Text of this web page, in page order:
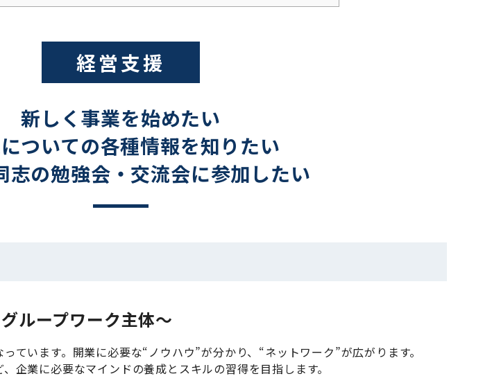
経営支援
新しく事業を始めたい
ついての各種情報を知りたい
志の勉強会・交流会に参加したい
ループワーク主体～
ています。開業に必要な“ノウハウ”が分かり、“ネットワーク”が広がります。
企業に必要なマインドの養成とスキルの習得を目指します。